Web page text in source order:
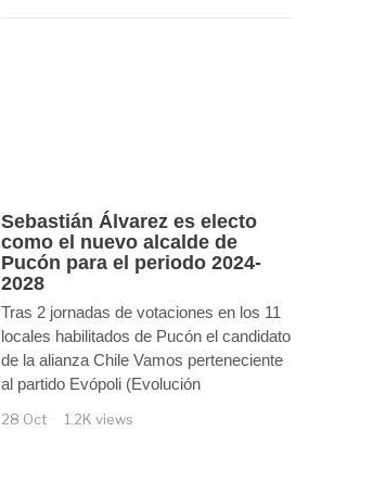
Sebastián Álvarez es electo
como el nuevo alcalde de
Pucón para el periodo 2024-
2028
Tras 2 jornadas de votaciones en los 11
locales habilitados de Pucón el candidato
de la alianza Chile Vamos perteneciente
al partido Evópoli (Evolución
28 Oct 1.2K views